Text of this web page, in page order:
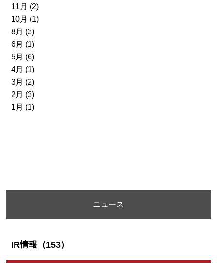
11月 (2)
10月 (1)
8月 (3)
6月 (1)
5月 (6)
4月 (1)
3月 (2)
2月 (3)
1月 (1)
ニュース
IR情報（153）